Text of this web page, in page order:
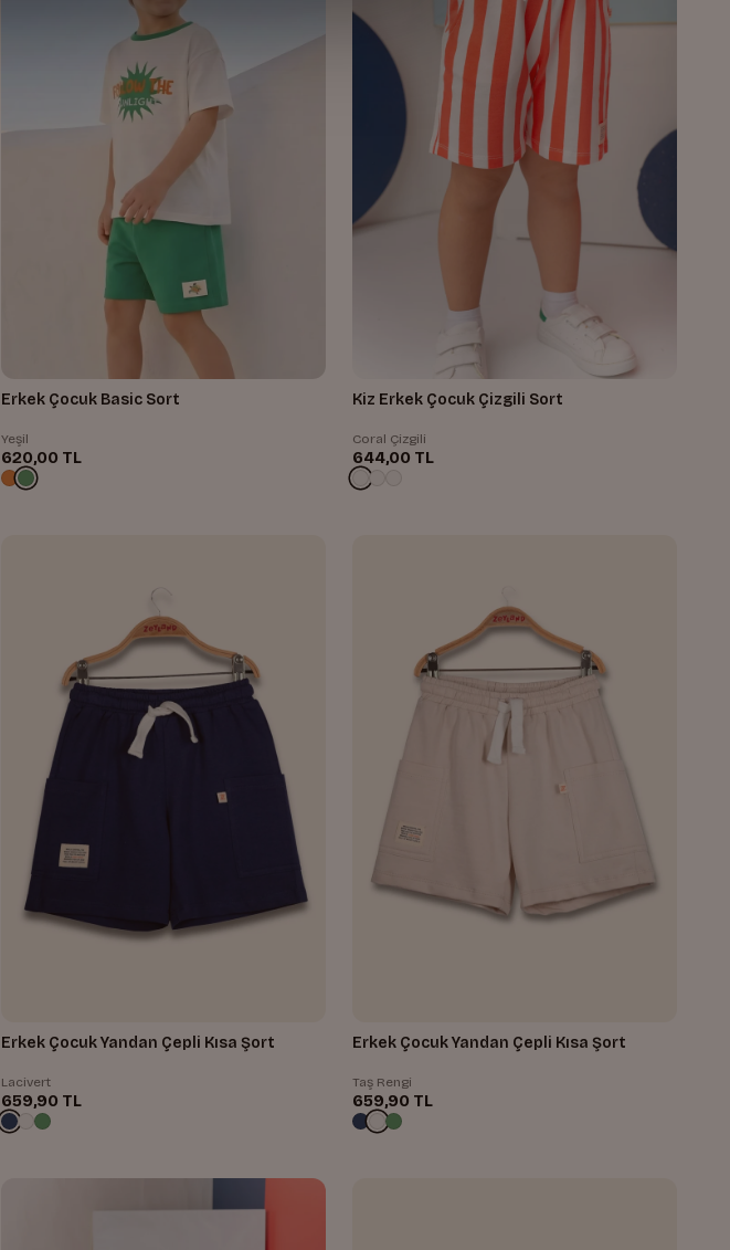
Erkek Çocuk Basic Sort
Yeşil
620,00 TL
Kiz Erkek Çocuk Çizgili Sort
Coral Çizgili
644,00 TL
Erkek Çocuk Yandan Çepli Kısa Şort
Lacivert
659,90 TL
Erkek Çocuk Yandan Çepli Kısa Şort
Taş Rengi
659,90 TL